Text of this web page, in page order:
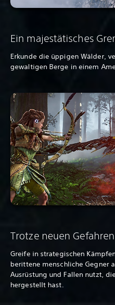
Ein majestätisches
Erkunde die üppigen Wälder,
gewaltigen Berge in einem
Trotze neuen Gefahren
Greife in strategischen
berittene menschliche Gegner
Ausrüstung und Fallen nutzt,
hergestellt hast.